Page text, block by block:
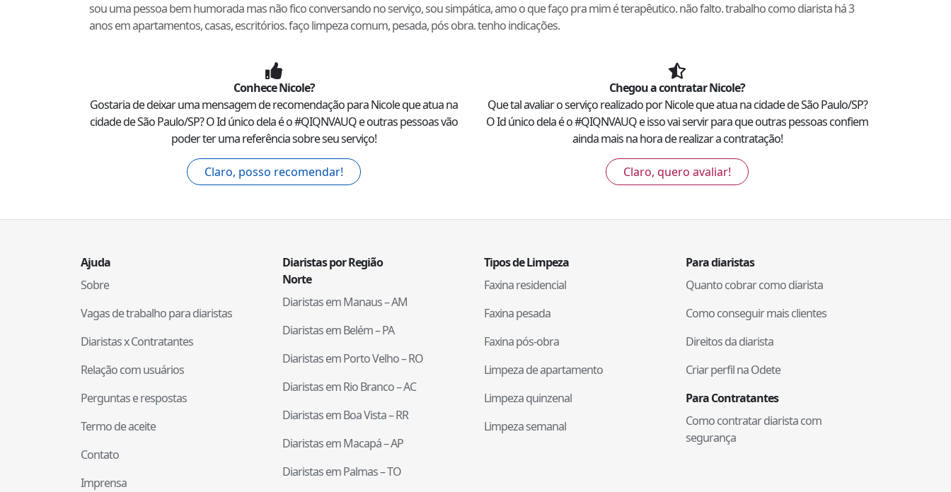
sou uma pessoa bem humorada mas não fico conversando no serviço, sou simpática, amo o que faço pra mim é terapêutico. não falto. trabalho como diarista há 3
anos em apartamentos, casas, escritórios. faço limpeza comum, pesada, pós obra. tenho indicações.
ConheceNicole?
Gostaria de deixar uma mensagem de recomendação paraNicoleque atua na
cidade deSão Paulo/SP? O Id único dela é o #QIQNVAUQe outras pessoas vão
poder ter uma referência sobre seu serviço!
Claro, posso recomendar!
Chegou a contratarNicole?
Que tal avaliar o serviço realizado porNicoleque atua na cidade deSão Paulo/SP?
O Id único dela é o #QIQNVAUQe isso vai servir para que outras pessoas confiem
ainda mais na hora de realizar a contratação!
Claro, quero avaliar!
Ajuda
Sobre
Vagas de trabalho para diaristas
Diaristas x Contratantes
Relação com usuários
Perguntas e respostas
Termo de aceite
Contato
Imprensa
Diaristas por Região
Norte
Diaristas emManaus–AM
Diaristas emBelém–PA
Diaristas emPorto Velho–RO
Diaristas emRio Branco–AC
Diaristas emBoa Vista–RR
Diaristas emMacapá–AP
Diaristas emPalmas–TO
Tipos de Limpeza
Faxina residencial
Faxina pesada
Faxina pós-obra
Limpeza de apartamento
Limpeza quinzenal
Limpeza semanal
Para diaristas
Quanto cobrar como diarista
Como conseguir mais clientes
Direitos da diarista
Criar perfil na Odete
Para Contratantes
Como contratar diarista com
segurança